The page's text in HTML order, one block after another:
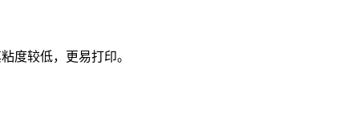
度较低，更易打印。